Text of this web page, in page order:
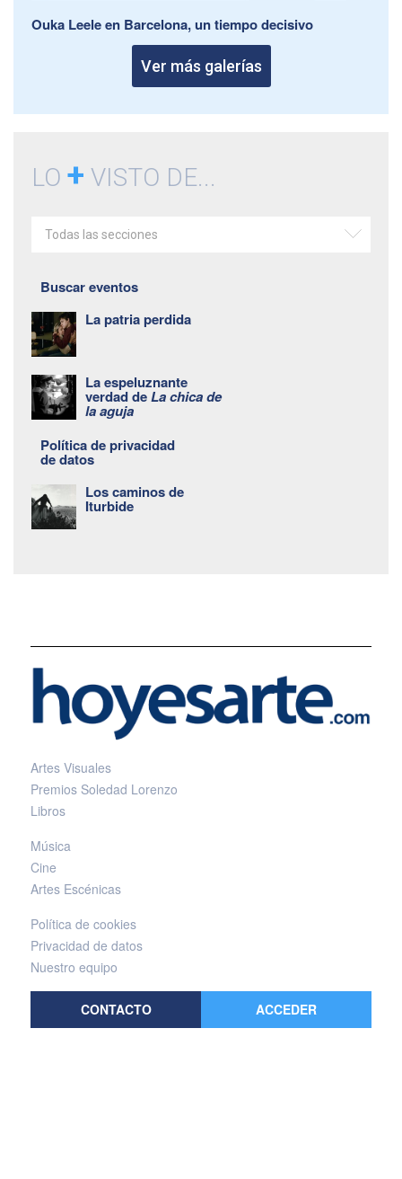
Ouka Leele en Barcelona, un tiempo decisivo
Ver más galerías
LO + VISTO DE...
Todas las secciones
Buscar eventos
La patria perdida
La espeluznante
verdad deLa chica de
la aguja
Política de privacidad
de datos
Los caminos de
Iturbide
Artes Visuales
Premios Soledad Lorenzo
Libros
Música
Cine
Artes Escénicas
Política de cookies
Privacidad de datos
Nuestro equipo
CONTACTO ACCEDER